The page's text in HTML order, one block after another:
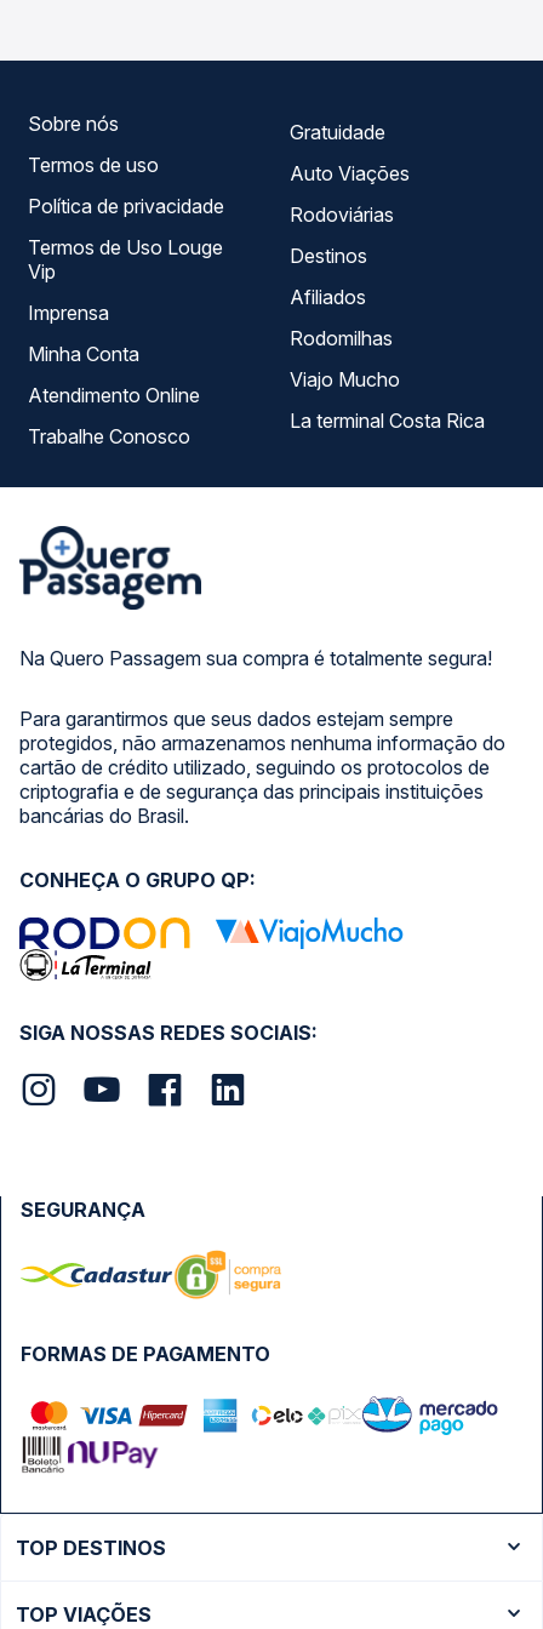
Na Quero Passagem sua compra é totalmente segura!
Para garantirmos que seus dados estejam sempre
protegidos, não armazenamos nenhuma informação do
cartão de crédito utilizado, seguindo os protocolos de
criptografia e de segurança das principais instituições
bancárias do Brasil.
Sobre nós
Termos de uso
Política de privacidade
Termos de Uso Louge
Vip
Imprensa
Minha Conta
Atendimento Online
Trabalhe Conosco
Gratuidade
Auto Viações
Rodoviárias
Destinos
Afiliados
Rodomilhas
Viajo Mucho
La terminal Costa Rica
SIGA NOSSAS REDES SOCIAIS:
CONHEÇA O GRUPO QP:
FORMAS DE PAGAMENTO
SEGURANÇA
TOP DESTINOS
TOP VIAÇÕES